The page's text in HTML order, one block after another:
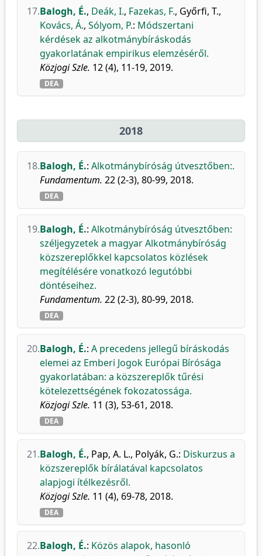
17.Balogh, É., Deák, I., Fazekas, F., Győrfi, T.,
Kovács, Á., Sólyom, P.: Módszertani
kérdések az alkotmánybíráskodás
gyakorlatának empirikus elemzéséről.
Közjogi Szle. 12 (4), 11-19, 2019.
DEA
2018
18.Balogh, É.: Alkotmánybíróság útvesztőben:.
Fundamentum. 22 (2-3), 80-99, 2018.
DEA
19.Balogh, É.: Alkotmánybíróság útvesztőben:
széljegyzetek a magyar Alkotmánybíróság
közszereplőkkel kapcsolatos közlések
megítélésére vonatkozó legutóbbi
döntéseihez.
Fundamentum. 22 (2-3), 80-99, 2018.
DEA
20.Balogh, É.: A precedens jellegű bíráskodás
elemei az Emberi Jogok Európai Bírósága
gyakorlatában: a közszereplők tűrési
kötelezettségének fokozatossága.
Közjogi Szle. 11 (3), 53-61, 2018.
DEA
21.Balogh, É., Pap, A. L., Polyák, G.: Diskurzus a
közszereplők bírálatával kapcsolatos
alapjogi ítélkezésről.
Közjogi Szle. 11 (4), 69-78, 2018.
DEA
22.Balogh, É.: Közös alapok, hasonló